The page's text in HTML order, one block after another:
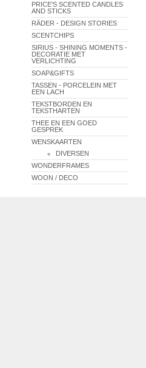
PRICE'S SCENTED CANDLES
AND STICKS
RÄDER - DESIGN STORIES
SCENTCHIPS
SIRIUS - SHINING MOMENTS -
DECORATIE MET
VERLICHTING
SOAP&GIFTS
TASSEN - PORCELEIN MET
EEN LACH
TEKSTBORDEN EN
TEKSTHARTEN
THEE EN EEN GOED
GESPREK
WENSKAARTEN
DIVERSEN
WONDERFRAMES
WOON / DECO